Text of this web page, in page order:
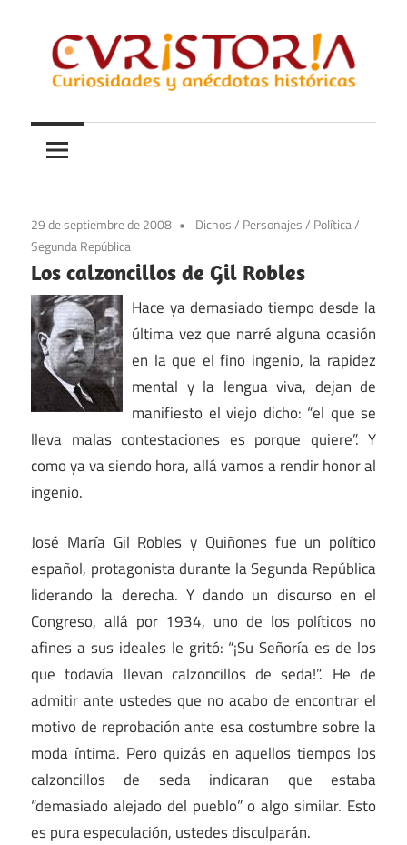
contenido
Curistoria
y
anécdotas
historia
29 de septiembre de 2008 Dichos/ Personajes/ Política/
Segunda República
Los calzoncillos de Gil Robles
Hace ya demasiado tiempo desde la
última vez que narré alguna ocasión
en la que el fino ingenio, la rapidez
mental y la lengua viva, dejan de
manifiesto el viejo dicho: “el que se
lleva malas contestaciones es porque quiere”. Y
como ya va siendo hora, allá vamos a rendir honor al
ingenio.
José María Gil Robles y Quiñones fue un político
español, protagonista durante la Segunda República
liderando la derecha. Y dando un discurso en el
Congreso, allá por 1934, uno de los políticos no
afines a sus ideales le gritó: “¡Su Señoría es de los
que todavía llevan calzoncillos de seda!”. He de
admitir ante ustedes que no acabo de encontrar el
motivo de reprobación ante esa costumbre sobre la
moda íntima. Pero quizás en aquellos tiempos los
calzoncillos de seda indicaran que estaba
“demasiado alejado del pueblo” o algo similar. Esto
es pura especulación, ustedes disculparán.